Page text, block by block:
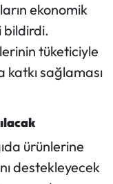
ekonomik
bildirdi.
tüketiciyle
katkı sağlaması
ürünlerine
destekleyecek